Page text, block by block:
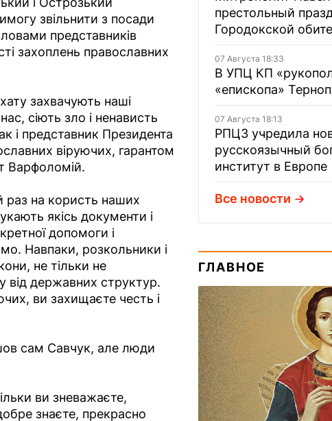
звільнити з посади
представників
захоплень православних
захвачують наші
сіють зло і ненависть
і представник Президента
віруючих, гарантом
Варфоломій.
раз на користь наших
якісь документи і
допомоги і
Навпаки, розкольники і
не тільки не
від державних структур.
ви захищаєте честь і
сам Савчук, але люди
ви зневажаєте,
знаєте, прекрасно
престольный
Городокской
07 Августа 18:33
В УПЦ КП
«епископа»
07 Августа 18:13
РПЦЗ учредила
русскоязычный
институт в Европе
Все новости
ГЛАВНОЕ